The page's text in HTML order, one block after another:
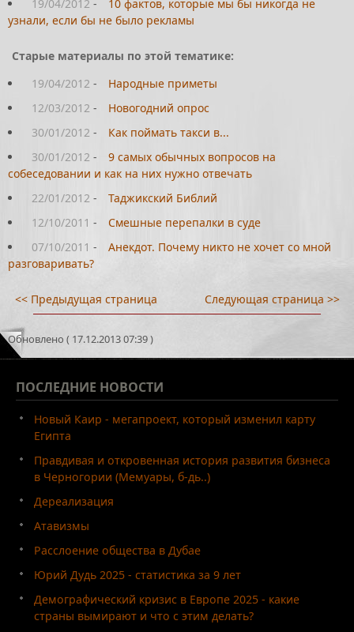
19/04/2012 -
10 фактов, которые мы бы никогда не
узнали, если бы не было рекламы
Старые материалы по этой тематике:
19/04/2012 -
Народные приметы
12/03/2012 -
Новогодний опрос
30/01/2012 -
Как поймать такси в...
30/01/2012 -
9 самых обычных вопросов на
собеседовании и как на них нужно отвечать
22/01/2012 -
Таджикский Библий
12/10/2011 -
Смешные перепалки в суде
07/10/2011 -
Анекдот. Почему никто не хочет со мной
разговаривать?
<< Предыдущая страница Следующая страница >>
Обновлено ( 17.12.2013 07:39 )
ПОСЛЕДНИЕ НОВОСТИ
Новый Каир - мегапроект, который изменил карту
Египта
Правдивая и откровенная история развития бизнеса
в Черногории (Мемуары, б-дь..)
Дереализация
Атавизмы
Расслоение общества в Дубае
Юрий Дудь 2025 - статистика за 9 лет
Демографический кризис в Европе 2025 - какие
страны вымирают и что с этим делать?